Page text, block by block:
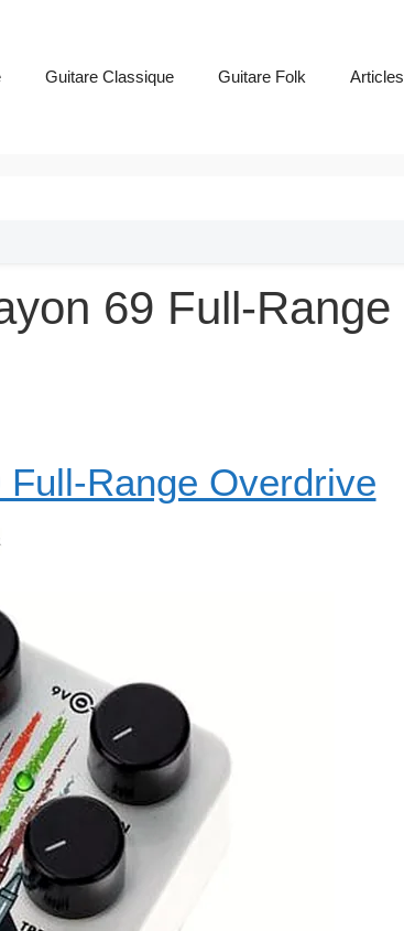
Guitare Classique Guitare Folk Articles
69 Full-Range
Range Overdrive